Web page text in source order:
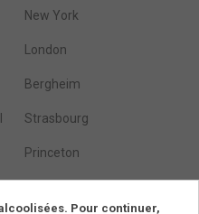
New York
London
Bergheim
Strasbourg
Princeton
Pour continuer,